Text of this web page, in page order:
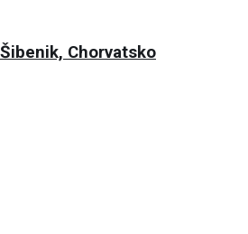
Chorvatsko